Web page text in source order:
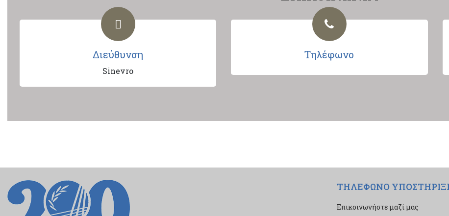
Διεύθυνση
Sinevro
Τηλέφωνο
ΤΗΛΕΦΩΝΟ
Επικοινωνήστε μαζί μας